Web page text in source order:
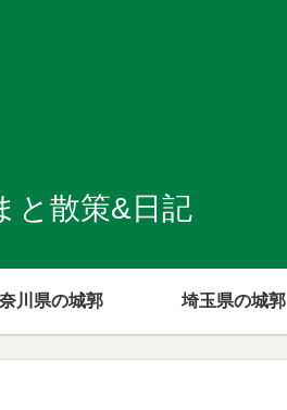
と散策&日記
川県の城郭 埼玉県の城郭